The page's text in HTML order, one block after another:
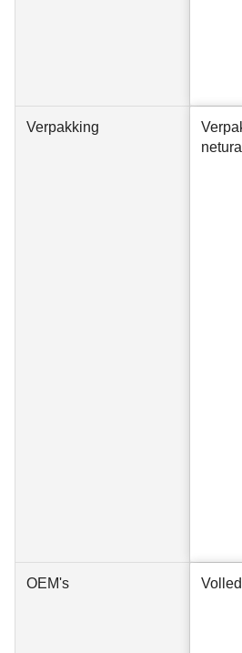
Verpakking
OEM's